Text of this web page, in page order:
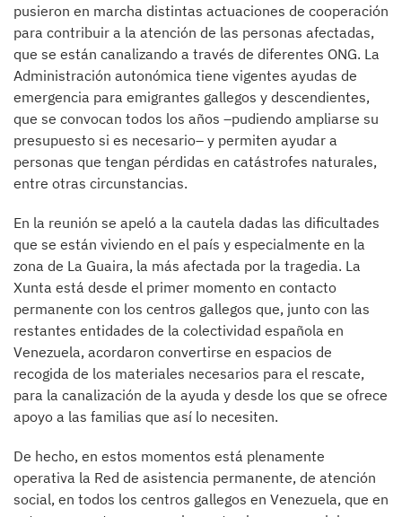
pusieron en marcha distintas actuaciones de cooperación
para contribuir a la atención de las personas afectadas,
que se están canalizando a través de diferentes ONG. La
Administración autonómica tiene vigentes ayudas de
emergencia para emigrantes gallegos y descendientes,
que se convocan todos los años –pudiendo ampliarse su
presupuesto si es necesario– y permiten ayudar a
personas que tengan pérdidas en catástrofes naturales,
entre otras circunstancias.
En la reunión se apeló a la cautela dadas las dificultades
que se están viviendo en el país y especialmente en la
zona de La Guaira, la más afectada por la tragedia. La
Xunta está desde el primer momento en contacto
permanente con los centros gallegos que, junto con las
restantes entidades de la colectividad española en
Venezuela, acordaron convertirse en espacios de
recogida de los materiales necesarios para el rescate,
para la canalización de la ayuda y desde los que se ofrece
apoyo a las familias que así lo necesiten.
De hecho, en estos momentos está plenamente
operativa la Red de asistencia permanente, de atención
social, en todos los centros gallegos en Venezuela, que en